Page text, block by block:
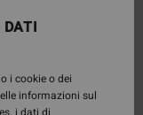
i cookie o dei
informazioni sul